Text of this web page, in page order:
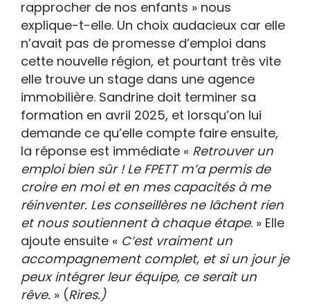
rapprocher de nos enfants » nous
explique-t-elle. Un choix audacieux car elle
n’avait pas de promesse d’emploi dans
cette nouvelle région, et pourtant très vite
elle trouve un stage dans une agence
immobilière. Sandrine doit terminer sa
formation en avril 2025, et lorsqu’on lui
demande ce qu’elle compte faire ensuite,
la réponse est immédiate « Retrouver un
emploi bien sûr ! Le FPETT m’a permis de
croire en moi et en mes capacités à me
réinventer. Les conseillères ne lâchent rien
et nous soutiennent à chaque étape. » Elle
ajoute ensuite « C’est vraiment un
accompagnement complet, et si un jour je
peux intégrer leur équipe, ce serait un
rêve. » (Rires.)